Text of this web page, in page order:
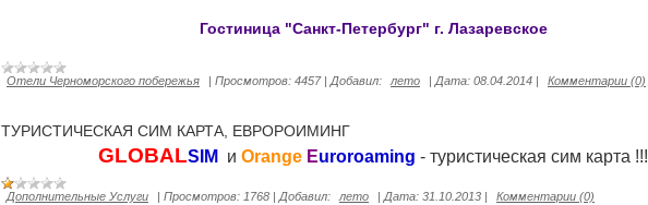
Гостиница "Санкт-Петербург" г. Лазаревское
Отели Черноморского побережья | Просмотров: 4457| Добавил: лето | Дата: 08.04.2014 | Комментарии (0)
ТУРИСТИЧЕСКАЯ СИМ КАРТА, ЕВРОРОИМИНГ
GLOBALSIM и Orange Euroroaming - туристическая сим карта !!!
Дополнительные Услуги | Просмотров: 1768 | Добавил: лето | Дата: 31.10.2013 | Комментарии (0)